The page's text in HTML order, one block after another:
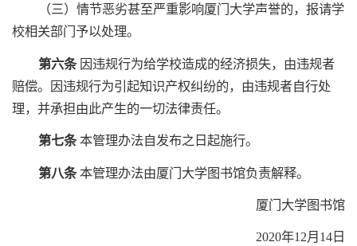
（三）情节恶劣甚至严重影响厦门大学声誉的，报请学
校相关部门予以处理。
第六条因违规行为给学校造成的经济损失，由违规者
赔偿。因违规行为引起知识产权纠纷的，由违规者自行处
理，并承担由此产生的一切法律责任。
第七条本管理办法自发布之日起施行。
第八条本管理办法由厦门大学图书馆负责解释。
厦门大学图书馆
2020年12月14日